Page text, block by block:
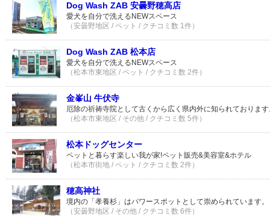
Dog Wash ZAB 安曇野穂高店
愛犬を自分で洗えるNEWスペース
（安曇野地区 / ペット / クチコミ数 1件）
Dog Wash ZAB 松本店
愛犬を自分で洗えるNEWスペース
（松本市東地区 / ペット / クチコミ数 2件）
金峯山 牛伏寺
厄除の祈祷寺院として古くから広く県内外に知られておりま
（松本市東地区 / その他 / クチコミ数 5件）
松本ドッグセンター
ペットと暮らす楽しい我が家!ペット販売&美容室&ホテル
（松本市街地 / ペット / クチコミ数 2件）
穂高神社
境内の「孝養杉」はパワースポットとして崇められています。
（安曇野地区 / その他 / クチコミ数 6件）